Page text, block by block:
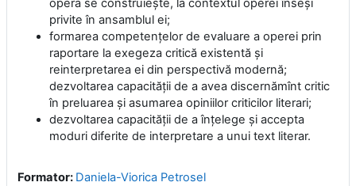
opera se construieşte, la contextul operei înseşi
privite în ansamblul ei;
formarea competenţelor de evaluare a operei prin
raportare la exegeza critică existentă şi
reinterpretarea ei din perspectivă modernă;
dezvoltarea capacităţii de a avea discernămînt critic
în preluarea şi asumarea opiniilor criticilor literari;
dezvoltarea capacităţii de a înţelege şi accepta
moduri diferite de interpretare a unui text literar.
Formator: Daniela-Viorica Petrosel